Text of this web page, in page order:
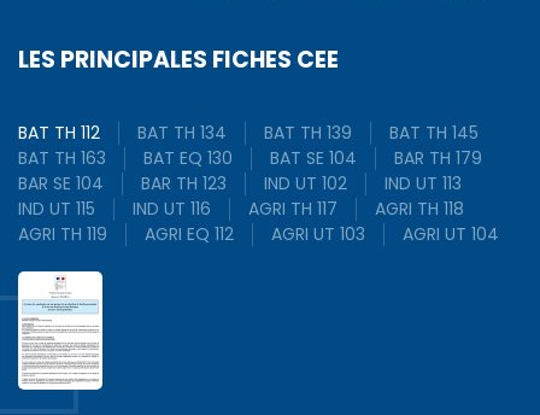
LES PRINCIPALES FICHES CEE
BAT TH 112 BAT TH 134 BAT TH 139
BAT TH 145
BAT TH 163
BAT EQ 130 BAT SE 104
BAR TH 179
BAR SE 104
BAR TH 123 IND UT 102
IND UT 113
IND UT 115
IND UT 116 AGRI TH 117
AGRI TH 118
AGRI TH 119
AGRI EQ 112 AGRI UT 103 AGRI UT 104